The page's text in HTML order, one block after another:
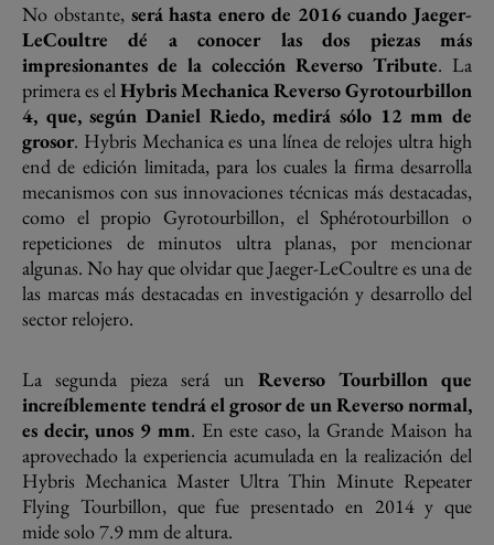
No obstante, será hasta enero de 2016 cuando Jaeger-
LeCoultre dé a conocer las dos piezas más
impresionantes de la colección Reverso Tribute. La
primera es elHybris Mechanica Reverso Gyrotourbillon
4, que, según Daniel Riedo, medirá sólo 12 mm de
grosor. Hybris Mechanica es una línea de relojes ultra high
end de edición limitada, para los cuales la firma desarrolla
mecanismos con sus innovaciones técnicas más destacadas,
como el propio Gyrotourbillon, el Sphérotourbillon o
repeticiones de minutos ultra planas, por mencionar
algunas. No hay que olvidar que Jaeger-LeCoultre es una de
las marcas más destacadas en investigación y desarrollo del
sector relojero.
La segunda pieza será un Reverso Tourbillon que
increíblemente tendrá el grosor de un Reverso normal,
es decir, unos 9 mm. En este caso, la Grande Maison ha
aprovechado la experiencia acumulada en la realización del
Hybris Mechanica Master Ultra Thin Minute Repeater
Flying Tourbillon, que fue presentado en 2014 y que
mide solo 7.9 mm de altura.